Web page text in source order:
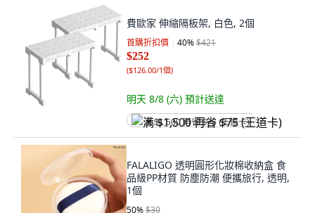
費歐家 伸縮隔板架, 白色, 2個
首購折扣價 40%$421
$252
($126.00/1個)
明天 8/8 (六) 預計送達
满 $1,500 再省 $75 (王道卡)
FALALIGO 透明圓形化妝棉收納盒 食
品級PP材質 防塵防潮 便攜旅行, 透明,
1個
50%$30